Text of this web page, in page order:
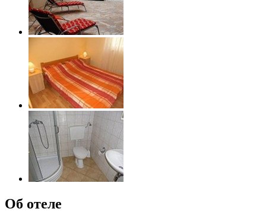
Об отеле